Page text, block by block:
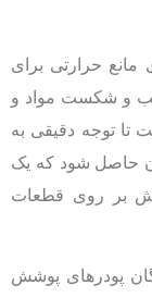
حرارتی برای
و شکست مواد و
تا توجه دقیقی به
حاصل شود که یک
بر روی قطعات
پودرهای پوشش